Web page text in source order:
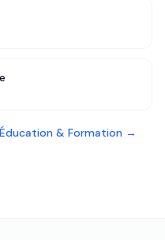
Éducation & Formation→